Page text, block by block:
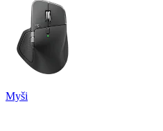
Myši